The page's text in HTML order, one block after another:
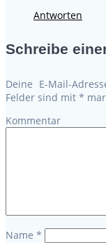
Antworten
Schreibe
Deine E-Mail-
Felder sind mit *
Name *